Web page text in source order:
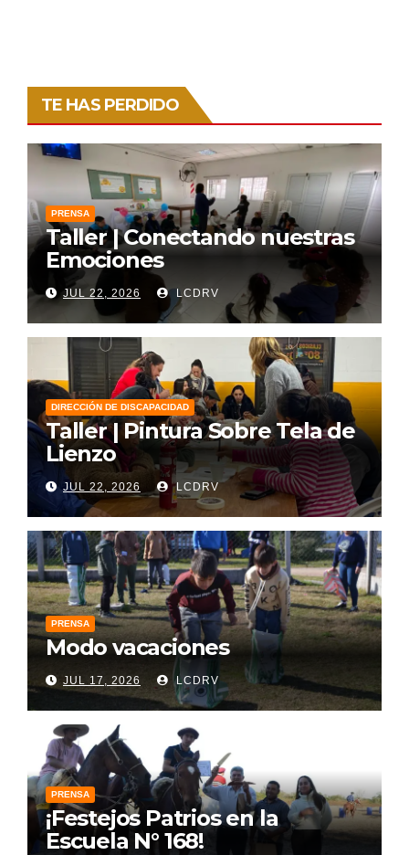
TE HAS PERDIDO
PRENSA
Taller | Conectando nuestras
Emociones
JUL 22, 2026 LCDRV
DIRECCIÓN DE DISCAPACIDAD
Taller | Pintura Sobre Tela de
Lienzo
JUL 22, 2026 LCDRV
PRENSA
Modo vacaciones
JUL 17, 2026 LCDRV
PRENSA
¡Festejos Patrios en la
Escuela N° 168!